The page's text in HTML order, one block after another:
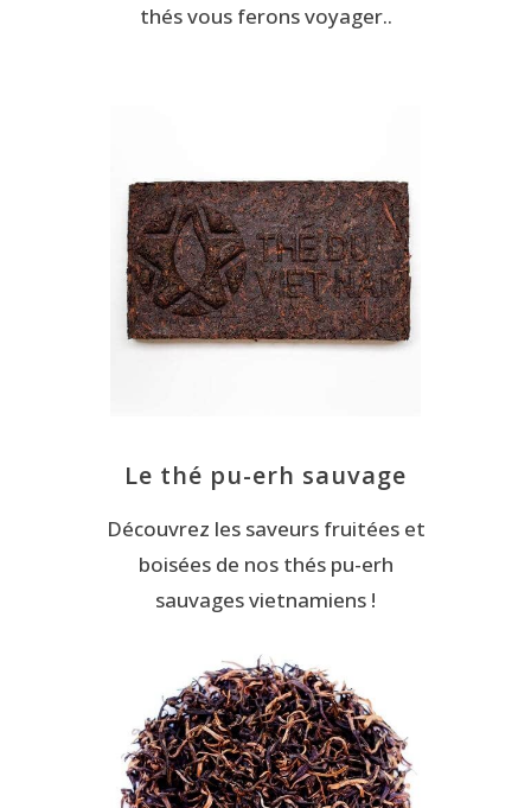
thés vous ferons voyager..
Le thé pu-erh sauvage
Découvrez les saveurs fruitées et
boisées de nos thés pu-erh
sauvages vietnamiens !